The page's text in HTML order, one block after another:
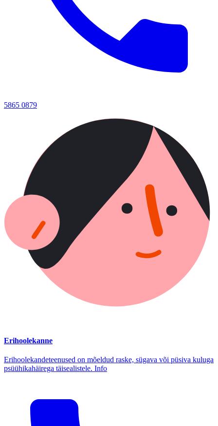
5865 0879
Erihoolekanne
Erihoolekandeteenused on mõeldud raske, sügava või püsiva kuluga
psüühikahäirega täisealistele. Info